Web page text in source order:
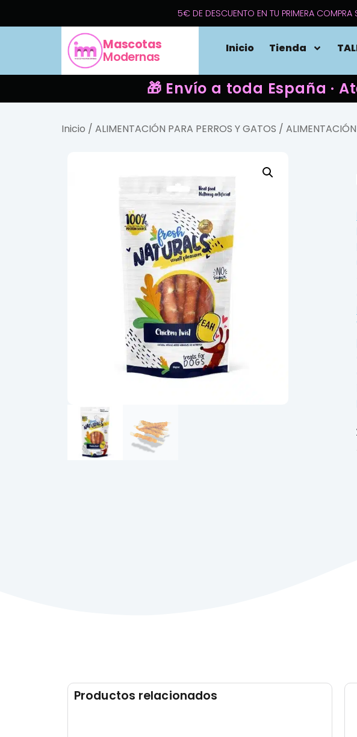
5€ DE DESCUENTO EN TU PRIMERA COMPRA
Mascotas
Modernas
Inicio Tienda
🎁 Envío a toda España ·
Inicio / ALIMENTACIÓN PARA PERROS Y GATOS /
Productos relacionados